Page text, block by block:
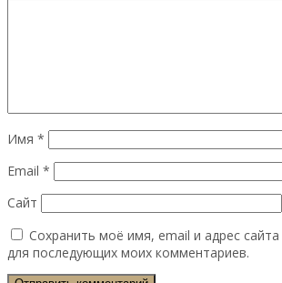
Имя *
Email *
Сайт
Сохранить моё имя, email и адрес
для последующих моих комментариев.